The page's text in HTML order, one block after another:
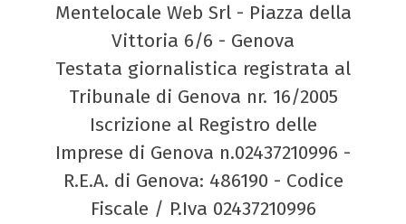
Mentelocale Web Srl - Piazza della
Vittoria 6/6 - Genova
Testata giornalistica registrata al
Tribunale di Genova nr. 16/2005
Iscrizione al Registro delle
Imprese di Genova n.02437210996 -
R.E.A. di Genova: 486190 - Codice
Fiscale / P.Iva 02437210996